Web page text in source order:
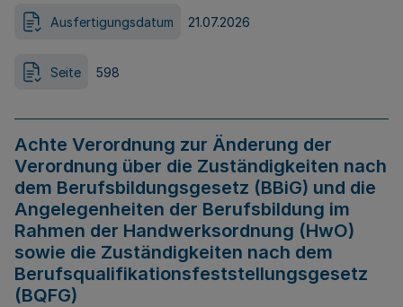
Ausfertigungsdatum 21.07.2026
Seite 598
Achte Verordnung zur Änderung der
Verordnung über die Zuständigkeiten nach
dem Berufsbildungsgesetz (BBiG) und die
Angelegenheiten der Berufsbildung im
Rahmen der Handwerksordnung (HwO)
sowie die Zuständigkeiten nach dem
Berufsqualifikationsfeststellungsgesetz
(BQFG)